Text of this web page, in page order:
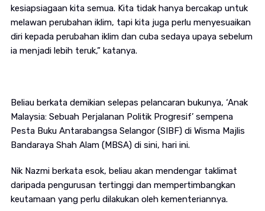
kesiapsiagaan kita semua. Kita tidak hanya bercakap untuk
melawan perubahan iklim, tapi kita juga perlu menyesuaikan
diri kepada perubahan iklim dan cuba sedaya upaya sebelum
ia menjadi lebih teruk,” katanya.
Beliau berkata demikian selepas pelancaran bukunya, ‘Anak
Malaysia: Sebuah Perjalanan Politik Progresif’ sempena
Pesta Buku Antarabangsa Selangor (SIBF) di Wisma Majlis
Bandaraya Shah Alam (MBSA) di sini, hari ini.
Nik Nazmi berkata esok, beliau akan mendengar taklimat
daripada pengurusan tertinggi dan mempertimbangkan
keutamaan yang perlu dilakukan oleh kementeriannya.